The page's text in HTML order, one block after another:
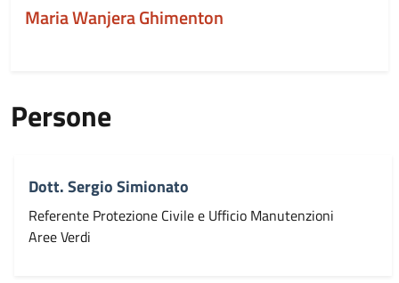
Maria Wanjera Ghimenton
Persone
Dott. Sergio Simionato
Referente Protezione Civile e Ufficio Manutenzioni
Aree Verdi